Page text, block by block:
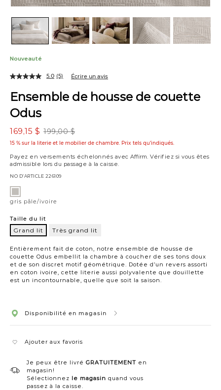
Nouveauté
Ensemble de housse de couette
Odus
199,00 $
169,15 $
15 % sur la literie et le mobilier de chambre. Prix tels qu’indiqués.
Payez en versements échelonnés avec Affirm. Vérifiez si vous êtes
admissible lors du passage à la caisse.
NO D’ARTICLE 226109
Entièrement fait de coton, notre ensemble de housse de
couette Odus embellit la chambre à coucher de ses tons doux
et de son discret motif géométrique. Dotée d’un revers assorti
en coton ivoire, cette literie aussi polyvalente que douillette
est un incontournable, quelle que soit la saison.
5.0 (5) Écrire un avis
Variations
pâle/ivoire
gris pâle/ivoire
Taille du lit
Grand lit Très grand lit
lit
Disponibilité en magasin
Ajouter aux favoris
Je peux être livré GRATUITEMENT en
magasin!
Sélectionnez le magasin quand vous
passez à la caisse.